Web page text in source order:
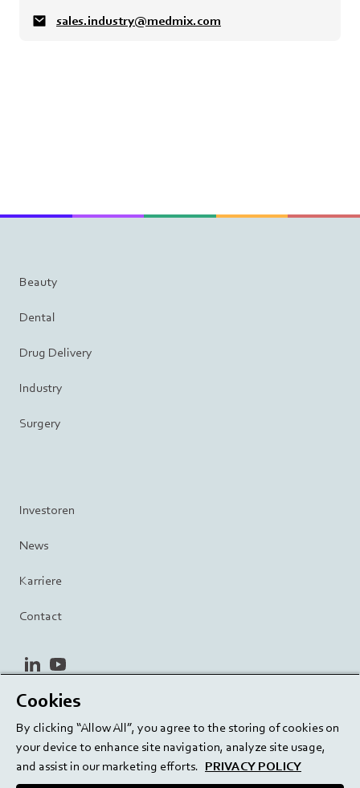
sales.industry@medmix.com
Beauty
Dental
Drug Delivery
Industry
Surgery
Investoren
News
Karriere
Contact
linkedinyoutube
Datenschutzrichtlinie
Terms of Use Cookie Settings
Cookies
By clicking “Allow All”, you agree to the storing of cookies on
your device to enhance site navigation, analyze site usage,
and assist in our marketing efforts. PRIVACY POLICY